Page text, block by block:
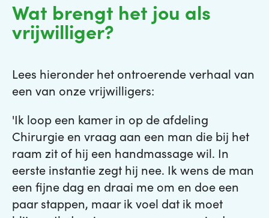
Wat brengt het jou als
vrijwilliger?
Lees hieronder het ontroerende verhaal van
een van onze vrijwilligers:
'Ik loop een kamer in op de afdeling
Chirurgie en vraag aan een man die bij het
raam zit of hij een handmassage wil. In
eerste instantie zegt hij nee. Ik wens de man
een fijne dag en draai me om en doe een
paar stappen, maar ik voel dat ik moet